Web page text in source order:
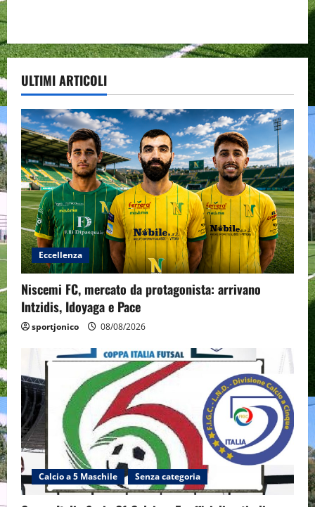
ULTIMI ARTICOLI
Eccellenza
Niscemi FC, mercato da protagonista: arrivano
Intzidis, Idoyaga e Pace
sportjonico 08/08/2026
Calcio a 5 Maschile Senza categoria